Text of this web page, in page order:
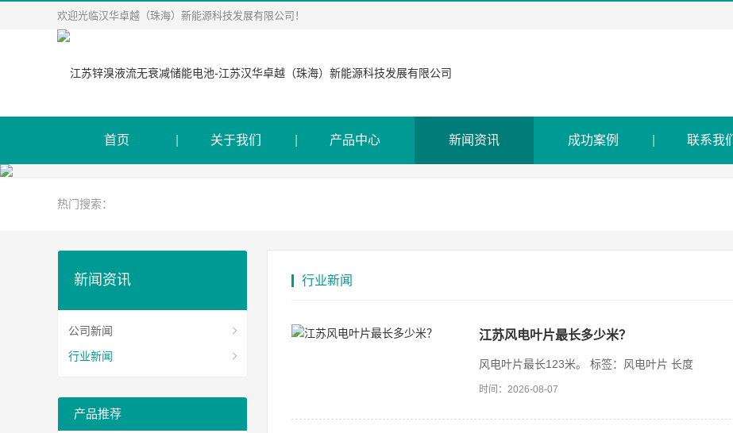
欢迎光临汉华卓越（珠海）新能源科技发展有限公司！
首页 关于我们 产品中心 新闻资讯 成功案例 联系我们
热门搜索：
行业新闻
江苏风电叶片最长多少米？
风电叶片最长123米。 标签：风电叶片 长度
时间：2026-08-07
新闻资讯
公司新闻
行业新闻
产品推荐